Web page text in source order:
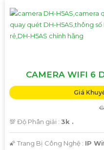
CAMERA WIFI 6
Giá
💯 Độ Phân giải : 3k .
🌠 Trang Bị Công Nghệ : IP